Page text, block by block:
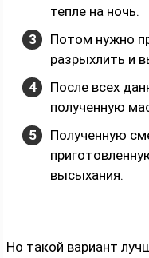
тепле на ночь.
Потом нужно
разрыхлить и
После всех
полученную
Полученную
высыхания.
Но такой вариант